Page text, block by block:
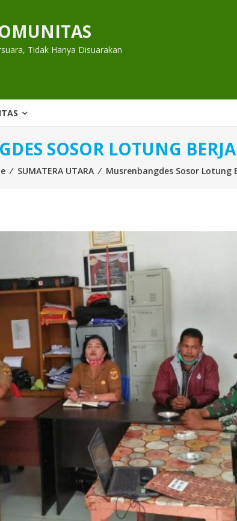
Tidak Hanya Disuarakan
SOSOR LOTUNG
⁄ SUMATERA UTARA ⁄ Musrenbangdes Sosor Lotung